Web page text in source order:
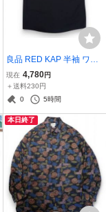
良品 RED KAP 半袖 ワー
クシャツ M●GOT DIESE
L? UNIVERSAL TECHNI
CAL INSTITUTE Ready to
ポス可●古着7565
現在 4,780円
＋送料230円
0
5時間
本日終了